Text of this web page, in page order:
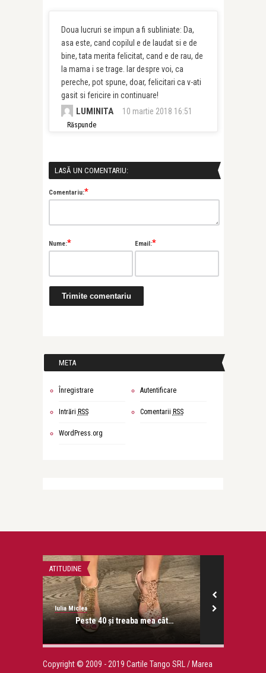
Doua lucruri se impun a fi subliniate: Da,
asa este, cand copilul e de laudat si e de
bine, tata merita felicitat, cand e de rau, de
la mama i se trage. Iar despre voi, ca
pereche, pot spune, doar, felicitari ca v-ati
gasit si fericire in continuare!
LUMINITA 10 martie 2018 16:51
Răspunde
LASĂ UN COMENTARIU:
Comentariu:*
Nume:* Email:*
META
Înregistrare Autentificare
Intrări RSS Comentarii RSS
WordPress.org
ATITUDINE
Iulia Miclea
Peste 40 și treaba mea cât…
Copyright © 2009 - 2019 Cartile Tango SRL / Marea